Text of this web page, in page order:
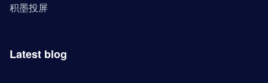
积墨投屏
Latest blog